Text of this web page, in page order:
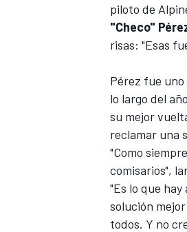
piloto de
"Checo"
risas: "Esas
Pérez fue
lo largo del
su mejor
reclamar una
"Como
comisarios",
"Es lo que
solución
todos. Y no